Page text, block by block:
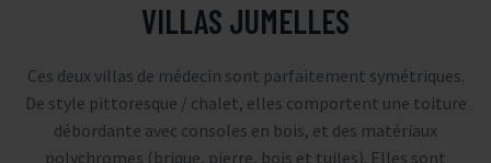
VILLAS JUMELLES
Ces deux villas de médecin sont parfaitement symétriques.
De style pittoresque / chalet, elles comportent une toiture
débordante avec consoles en bois, et des matériaux
polychromes (brique, pierre, bois et tuiles). Elles sont